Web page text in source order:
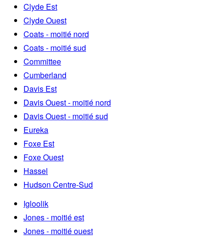
Clyde Est
Clyde Ouest
Coats - moitié nord
Coats - moitié sud
Committee
Cumberland
Davis Est
Davis Ouest - moitié nord
Davis Ouest - moitié sud
Eureka
Foxe Est
Foxe Ouest
Hassel
Hudson Centre-Sud
Igloolik
Jones - moitié est
Jones - moitié ouest